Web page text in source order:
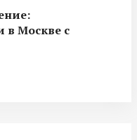
в Москве с